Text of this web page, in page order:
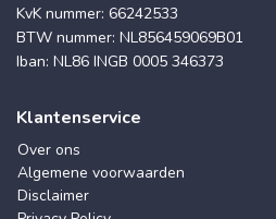
KvK nummer: 66242533
BTW nummer: NL856459069B01
Iban: NL86 INGB 0005 346373
Klantenservice
Over ons
Algemene voorwaarden
Disclaimer